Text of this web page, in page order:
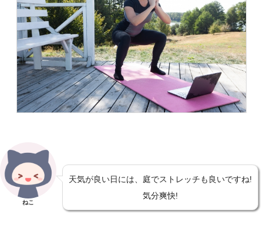
ねこ
天気が良い日には、庭でストレッチも良いですね!
気分爽快!